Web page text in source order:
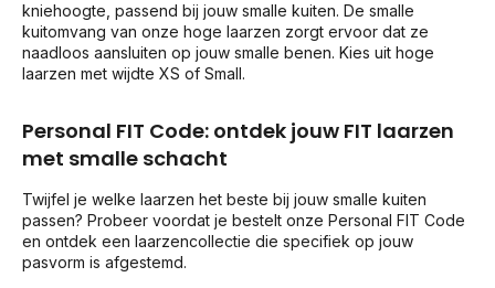
kniehoogte, passend bij jouw smalle kuiten. De smalle
kuitomvang van onze hoge laarzen zorgt ervoor dat ze
naadloos aansluiten op jouw smalle benen. Kies uit hoge
laarzen met wijdte XS of Small.
Personal FIT Code: ontdek jouw FIT laarzen
met smalle schacht
Twijfel je welke laarzen het beste bij jouw smalle kuiten
passen? Probeer voordat je bestelt onze Personal FIT Code
en ontdek een laarzencollectie die specifiek op jouw
pasvorm is afgestemd.